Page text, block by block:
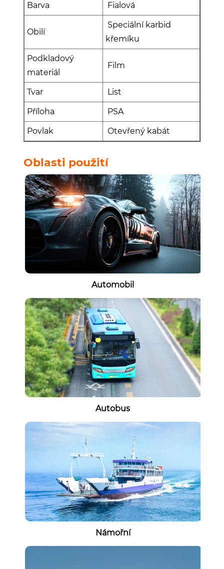
Barva Fialová
Obilí
Speciální karbid
křemíku
Podkladový
materiál
Film
Tvar List
Příloha PSA
Povlak Otevřený kabát
Oblasti použití
Automobil
Autobus
Námořní